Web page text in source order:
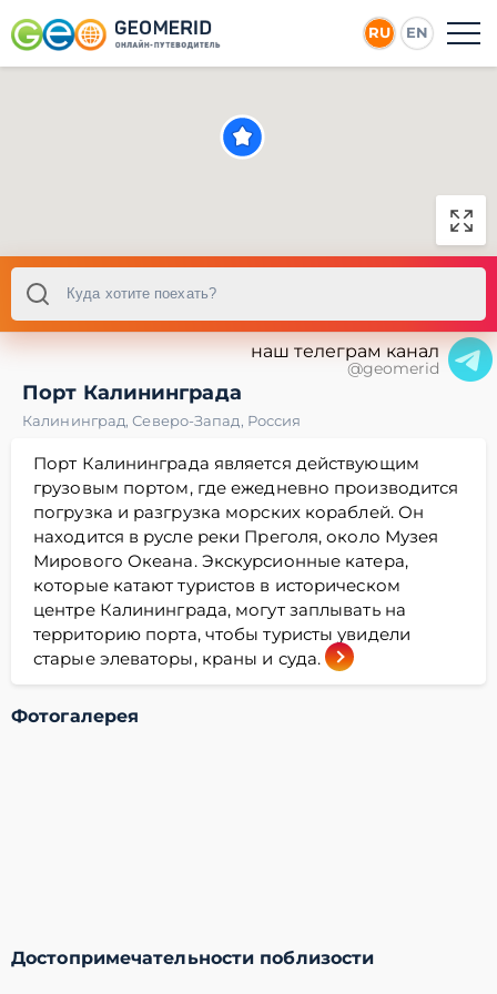
RU EN
наш телеграм канал
@geomerid
Порт Калининграда
Калининград,Северо-Запад, Россия
Порт Калининграда является действующим
грузовым портом, где ежедневно производится
погрузка и разгрузка морских кораблей. Он
находится в русле реки Преголя, около Музея
Мирового Океана. Экскурсионные катера,
которые катают туристов в историческом
центре Калининграда, могут заплывать на
территорию порта, чтобы туристы увидели
старые элеваторы, краны и суда.
Фотогалерея
Достопримечательности поблизости